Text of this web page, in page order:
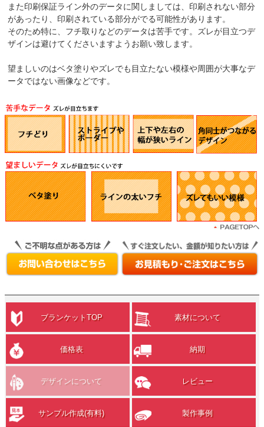
また印刷保証ライン外のデータに関しましては、印刷されない部分
があったり、印刷されている部分がでる可能性があります。
そのため特に、フチ取りなどのデータは苦手です。ズレが目立つデ
ザインは避けてくださいますようお願い致します。
望ましいのはベタ塗りやズレでも目立たない模様や周囲が大事なデ
ータではない画像などです。
ブランケットTOP 素材について
価格表 納期
デザインについて レビュー
サンプル作成(有料) 製作事例